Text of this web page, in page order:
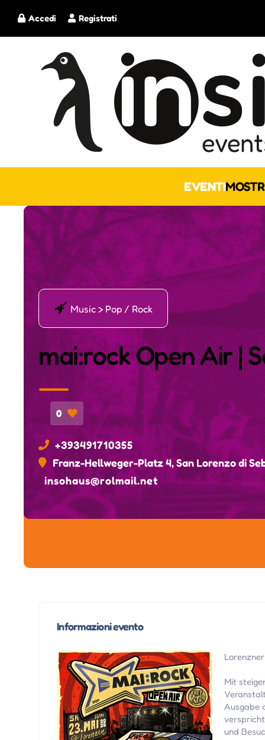
Registrati
Accedi
EVENTI
Į Music > Pop / Rock
mai:rock Open Air |
0
+393491710355
Franz-Hellweger-Platz 4, San Lorenzo di
insohaus@rolmail.net
Informazioni evento
Mit
Ausgabe
und